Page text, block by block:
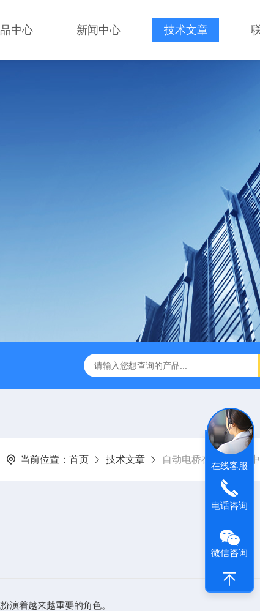
中心 新闻中心 技术文章
阻抗测试仪 3380/3380P/3380D致茂Chroma 3380/
当前位置： 首页 技术文章 自动电桥在电子测量
演着越来越重要的角色。
在线客服
电话咨询
微信咨询